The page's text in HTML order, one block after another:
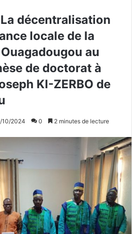
décentralisation
locale de la
au
de doctorat à
KI-ZERBO de
10/2024 0 2 minutes de lecture